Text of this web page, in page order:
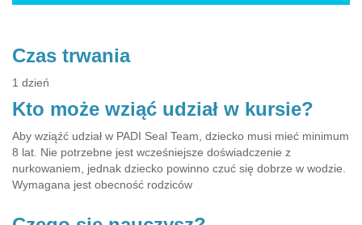
Czas trwania
1 dzień
Kto może wziąć udział w kursie?
Aby wziąźć udział w PADI Seal Team, dziecko musi mieć minimum
8 lat. Nie potrzebne jest wcześniejsze doświadczenie z
nurkowaniem, jednak dziecko powinno czuć się dobrze w wodzie.
Wymagana jest obecność rodziców